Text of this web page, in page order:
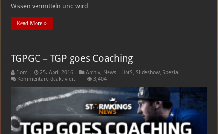
Wissen vermitteln und wird …
Read More »
TGPGC – TGP goes Coaching
Flom 25. April 2016 Archiv, News - HotS,Slideshow,Spezial
Kommentare deaktiviertfür
–
goes
Coaching
3,404